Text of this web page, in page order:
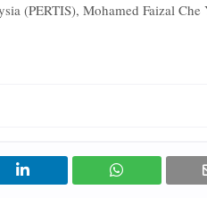
(PERTIS), Mohamed Faizal Che